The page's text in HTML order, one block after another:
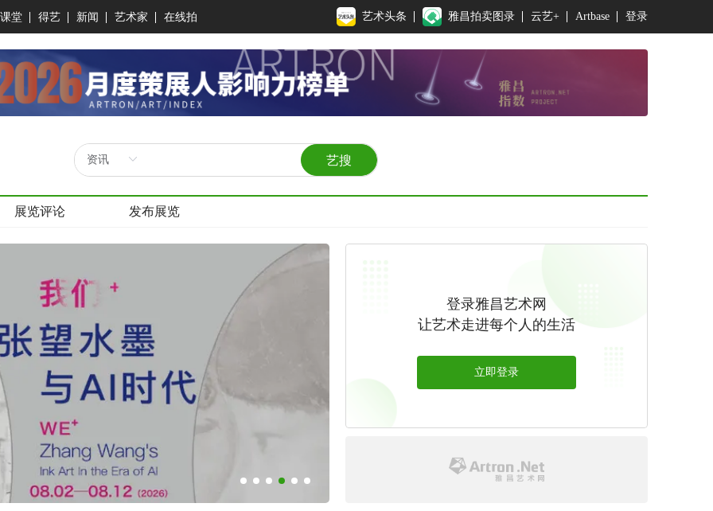
堂 得艺 新闻 艺术家 在线拍 艺术头条 雅昌拍卖图录 云艺+ Artbase 登录
艺搜
展览评论 发布展览
登录雅昌艺术网
让艺术走进每个人的生活
立即登录